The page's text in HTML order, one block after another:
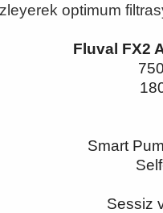
optimum
Fluval FX2
Smart
Sessiz